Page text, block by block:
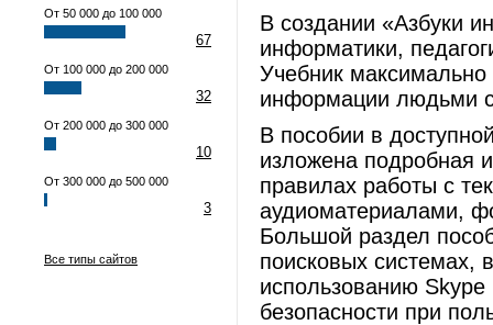
От 50 000 до 100 000
67
От 100 000 до 200 000
32
От 200 000 до 300 000
10
От 300 000 до 500 000
3
Все типы сайтов
В создании «Азбуки
информатики,
Учебник максимально
информации людьми
В пособии в
изложена подробная
правилах работы с
аудиоматериалами,
Большой раздел
поисковых системах,
использованию
безопасности при